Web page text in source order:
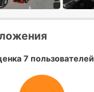
7 пользователей